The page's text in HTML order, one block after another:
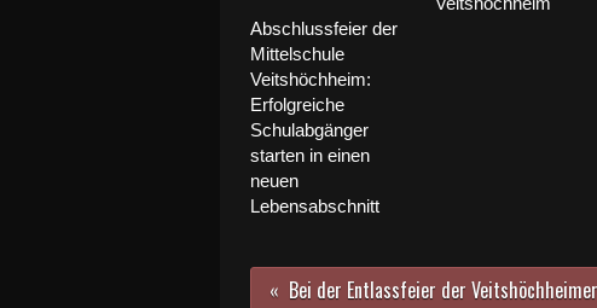
Abschlussfeier der
Mittelschule
Veitshöchheim:
Erfolgreiche
Schulabgänger
starten in einen
neuen
Lebensabschnitt